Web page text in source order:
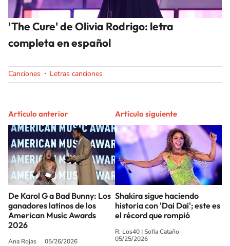
'The Cure' de Olivia Rodrigo: letra
completa en español
Canciones Letras canciones
Artículo anterior
De Karol G a Bad Bunny: Los
ganadores latinos de los
American Music Awards
2026
Ana Rojas 05/26/2026
Artículo siguiente
Shakira sigue haciendo
historia con 'Dai Dai'; este es
el récord que rompió
R. Los40 |Sofía Cataño
05/25/2026